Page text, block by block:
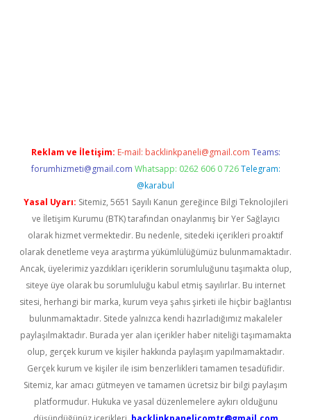
Reklam ve İletişim: E-mail: backlinkpaneli@gmail.com Teams:
forumhizmeti@gmail.com Whatsapp: 0262 606 0 726 Telegram:
@karabul
Yasal Uyarı: Sitemiz, 5651 Sayılı Kanun gereğince Bilgi Teknolojileri
ve İletişim Kurumu (BTK) tarafından onaylanmış bir Yer Sağlayıcı
olarak hizmet vermektedir. Bu nedenle, sitedeki içerikleri proaktif
olarak denetleme veya araştırma yükümlülüğümüz bulunmamaktadır.
Ancak, üyelerimiz yazdıkları içeriklerin sorumluluğunu taşımakta olup,
siteye üye olarak bu sorumluluğu kabul etmiş sayılırlar. Bu internet
sitesi, herhangi bir marka, kurum veya şahıs şirketi ile hiçbir bağlantısı
bulunmamaktadır. Sitede yalnızca kendi hazırladığımız makaleler
paylaşılmaktadır. Burada yer alan içerikler haber niteliği taşımamakta
olup, gerçek kurum ve kişiler hakkında paylaşım yapılmamaktadır.
Gerçek kurum ve kişiler ile isim benzerlikleri tamamen tesadüfidir.
Sitemiz, kar amacı gütmeyen ve tamamen ücretsiz bir bilgi paylaşım
platformudur. Hukuka ve yasal düzenlemelere aykırı olduğunu